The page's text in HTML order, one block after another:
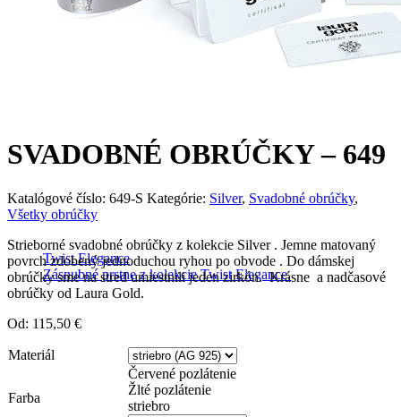
Twist Elegance
Zásnubné prstne z kolekcie Twist Elegance.
SVADOBNÉ OBRÚČKY – 649
Katalógové číslo: 649-S Kategórie: Silver, Svadobné obrúčky,
Všetky obrúčky
Strieborné svadobné obrúčky z kolekcie Silver . Jemne matovaný
povrch zdobený jednoduchou ryhou po obvode . Do dámskej
obrúčky sme na stred umiestnili jeden zirkón. Krásne a nadčasové
obrúčky od Laura Gold.
Od: 115,50 €
Materiál
Farba
Červené pozlátenie
Žlté pozlátenie
striebro